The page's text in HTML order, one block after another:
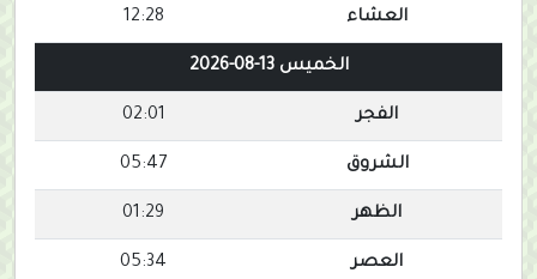
العشاء 12:28
الخميس 13-08-2026
الفجر 02:01
الشروق 05:47
الظهر 01:29
العصر 05:34